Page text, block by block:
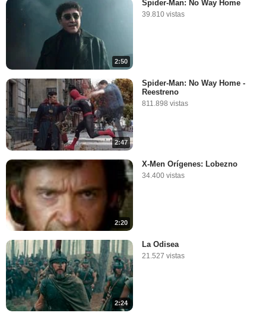
2:50
Spider-Man: No Way Home
39.810 vistas
2:47
Spider-Man: No Way Home -
Reestreno
811.898 vistas
2:20
X-Men Orígenes: Lobezno
34.400 vistas
2:24
La Odisea
21.527 vistas